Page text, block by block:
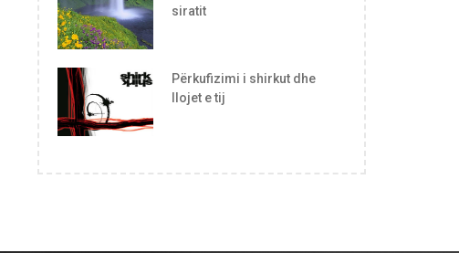
siratit
Përkufizimi i shirkut dhe
llojet e tij